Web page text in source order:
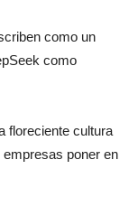
como un
como
floreciente cultura
poner en